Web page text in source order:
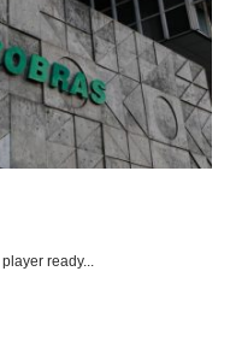
player ready...